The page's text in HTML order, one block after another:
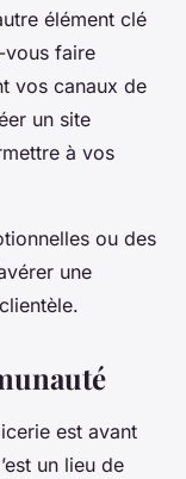
élément clé
faire
vos canaux de
un site
à vos
ou des
une
est avant
un lieu de